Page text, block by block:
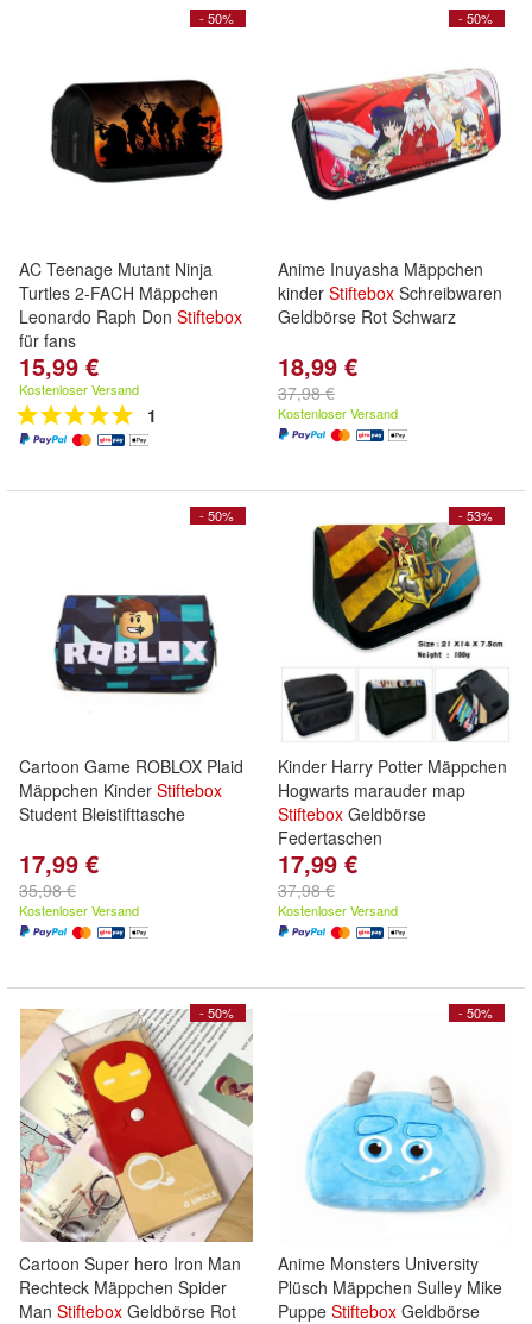
- 50%
AC Teenage Mutant Ninja
Turtles 2-FACH Mäppchen
Leonardo Raph Don Stiftebox
für fans
15,99 €
Kostenloser Versand
1
- 50%
Anime Inuyasha Mäppchen
kinder Stiftebox Schreibwaren
Geldbörse Rot Schwarz
18,99 €
37,98 €
Kostenloser Versand
- 50%
Cartoon Game ROBLOX Plaid
Mäppchen Kinder Stiftebox
Student Bleistifttasche
17,99 €
35,98 €
Kostenloser Versand
- 53%
Kinder Harry Potter Mäppchen
Hogwarts marauder map
Stiftebox Geldbörse
Federtaschen
17,99 €
37,98 €
Kostenloser Versand
- 50%
Cartoon Super hero Iron Man
Rechteck Mäppchen Spider
Man Stiftebox Geldbörse Rot
- 50%
Anime Monsters University
Plüsch Mäppchen Sulley Mike
Puppe Stiftebox Geldbörse